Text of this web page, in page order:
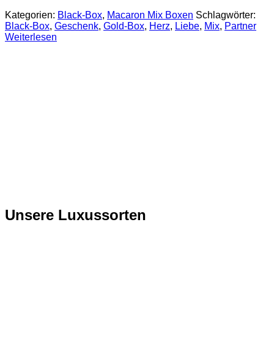
Kategorien: Black-Box, Macaron Mix Boxen Schlagwörter:
Black-Box, Geschenk, Gold-Box, Herz, Liebe, Mix, Partner
Weiterlesen
Unsere Luxussorten